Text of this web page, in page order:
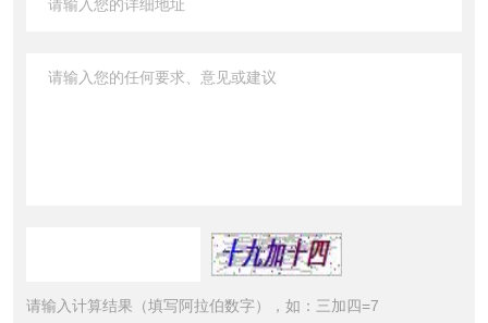
请输入计算结果（填写阿拉伯数字），如：三加四=7